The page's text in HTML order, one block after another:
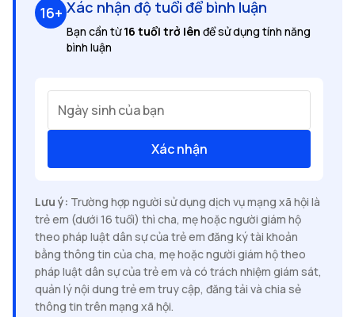
16+ Xác nhận độ tuổi để bình luận
Bạn cần từ16 tuổi trở lên để sử dụng tính năng
bình luận
Ngày sinh của bạn
Xác nhận
Lưu ý: Trường hợp người sử dụng dịch vụ mạng xã hội là
trẻ em (dưới 16 tuổi) thì cha, mẹ hoặc người giám hộ
theo pháp luật dân sự của trẻ em đăng ký tài khoản
bằng thông tin của cha, mẹ hoặc người giám hộ theo
pháp luật dân sự của trẻ em và có trách nhiệm giám sát,
quản lý nội dung trẻ em truy cập, đăng tải và chia sẻ
thông tin trên mạng xã hội.